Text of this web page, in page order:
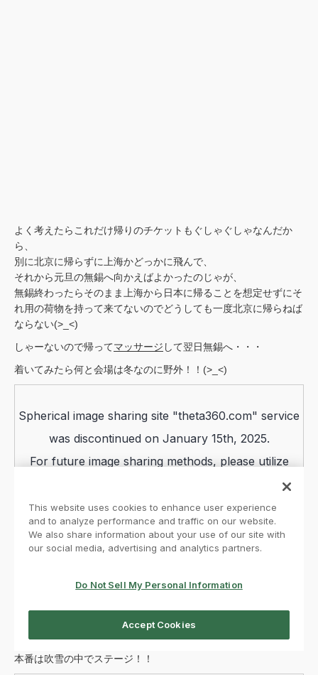
よく考えたらこれだけ帰りのチケットもぐしゃぐしゃなんだか
ら、
別に北京に帰らずに上海かどっかに飛んで、
それから元旦の無錫へ向かえばよかったのじゃが、
無錫終わったらそのまま上海から日本に帰ることを想定せずにそ
れ用の荷物を持って来てないのでどうしても一度北京に帰らねば
ならない(>_<)
しゃーないので帰ってマッサージ して翌日無錫へ・・・
着いてみたら何と会場は冬なのに野外！！(>_<)
本番は吹雪の中でステージ！！